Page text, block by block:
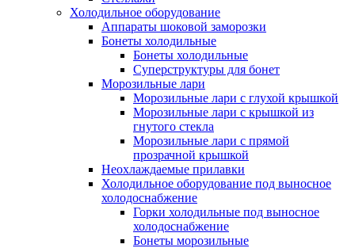
Холодильное оборудование
Аппараты шоковой заморозки
Бонеты холодильные
Бонеты холодильные
Суперструктуры для бонет
Морозильные лари
Морозильные лари с глухой крышкой
Морозильные лари с крышкой из
гнутого стекла
Морозильные лари с прямой
прозрачной крышкой
Неохлаждаемые прилавки
Холодильное оборудование под выносное
холодоснабжение
Горки холодильные под выносное
холодоснабжение
Бонеты морозильные